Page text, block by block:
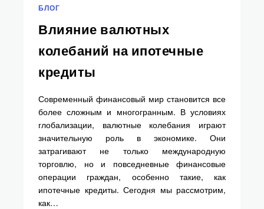
БЛОГ
Влияние валютных
колебаний на ипотечные
кредиты
Современный финансовый мир становится все
более сложным и многогранным. В условиях
глобализации, валютные колебания играют
значительную роль в экономике. Они
затрагивают не только международную
торговлю, но и повседневные финансовые
операции граждан, особенно такие, как
ипотечные кредиты. Сегодня мы рассмотрим,
как…